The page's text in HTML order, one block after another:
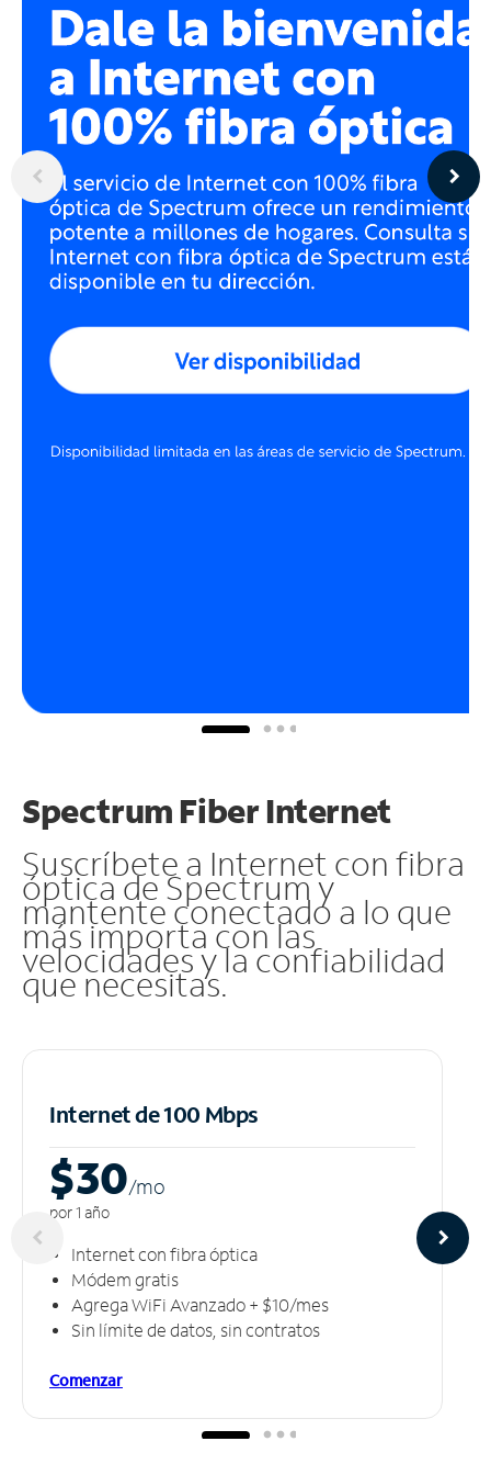
Spectrum Fiber Internet
Suscríbete a Internet con fibra
óptica de Spectrum y
mantente conectado a lo que
más importa con las
velocidades y la confiabilidad
que necesitas.
Internet de 100 Mbps
$30/mo
por 1 año
Internet con fibra óptica
Módem gratis
Agrega WiFi Avanzado + $10/mes
Sin límite de datos, sin contratos
Comenzar